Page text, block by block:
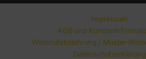
Impressum
AGB und
Widerrufsbelehrung / Muster-
Datenschutzerklärung